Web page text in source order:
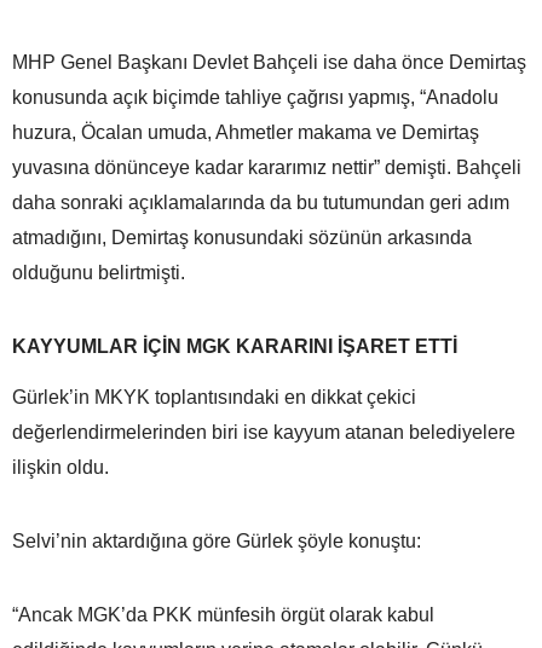
MHP Genel Başkanı Devlet Bahçeli ise daha önce Demirtaş
konusunda açık biçimde tahliye çağrısı yapmış, “Anadolu
huzura, Öcalan umuda, Ahmetler makama ve Demirtaş
yuvasına dönünceye kadar kararımız nettir” demişti. Bahçeli
daha sonraki açıklamalarında da bu tutumundan geri adım
atmadığını, Demirtaş konusundaki sözünün arkasında
olduğunu belirtmişti.
KAYYUMLAR İÇİN MGK KARARINI İŞARET ETTİ
Gürlek’in MKYK toplantısındaki en dikkat çekici
değerlendirmelerinden biri ise kayyum atanan belediyelere
ilişkin oldu.
Selvi’nin aktardığına göre Gürlek şöyle konuştu:
“Ancak MGK’da PKK münfesih örgüt olarak kabul